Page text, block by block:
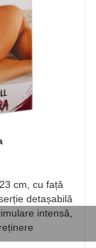
cm, cu față
detașabilă
intensă,